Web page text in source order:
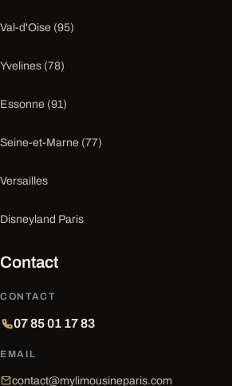
Val-d'Oise (95)
Yvelines (78)
Essonne (91)
Seine-et-Marne (77)
Versailles
Disneyland Paris
Contact
CONTACT
07 85 01 17 83
EMAIL
contact@mylimousineparis.com